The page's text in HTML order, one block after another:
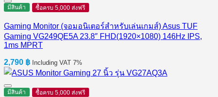
มีสินค้า ซื้อครบ 5,000 ส่งฟรี
Gaming Monitor (จอมอนิเตอร์สำหรับเล่นเกมส์) Asus TUF
Gaming VG249QE5A 23.8″ FHD(1920×1080) 146Hz IPS,
1ms MPRT
2,790 ฿ Including VAT 7%
มีสินค้า ซื้อครบ 5,000 ส่งฟรี